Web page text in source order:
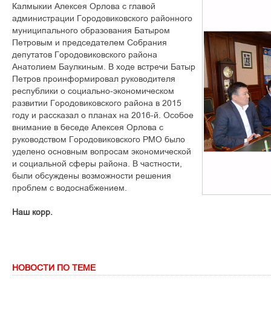
Калмыкии Алексея Орлова с главой
администрации Городовиковского районного
муниципального образования Батыром
Петровым и председателем Собрания
депутатов Городовиковского района
Анатолием Баулкиным. В ходе встречи Батыр
Петров проинформировал руководителя
республики о социально-экономическом
развитии Городовиковского района в 2015
году и рассказал о планах на 2016-й. Особое
внимание в беседе Алексея Орлова с
руководством Городовиковского РМО было
уделено основным вопросам экономической
и социальной сферы района. В частности,
были обсуждены возможности решения
проблем с водоснабжением.
Наш корр.
НОВОСТИ ПО ТЕМЕ